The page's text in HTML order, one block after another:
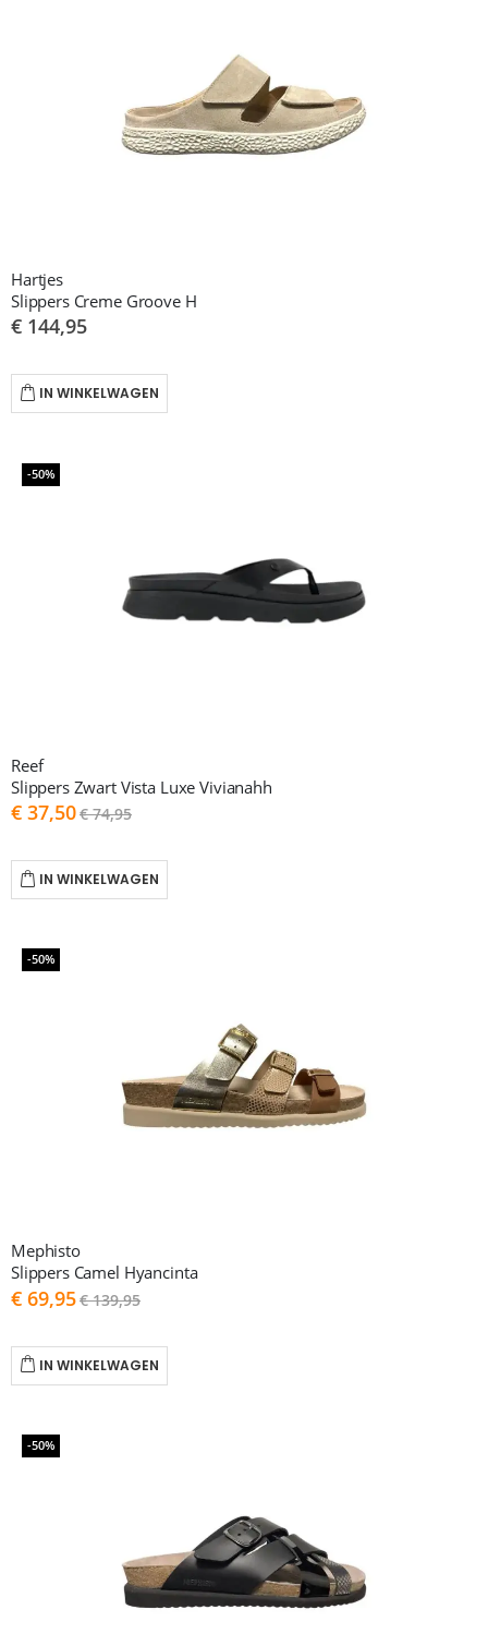
Hartjes
Slippers Creme Groove H
€ 144,95
IN WINKELWAGEN
-50%
Reef
Slippers Zwart Vista Luxe Vivianahh
As
low
€ 37,50€ 74,95
IN WINKELWAGEN
-50%
Mephisto
Slippers Camel Hyancinta
As
low
€ 69,95€ 139,95
IN WINKELWAGEN
-50%